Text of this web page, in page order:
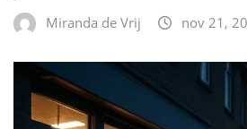
Miranda de Vrij nov 21,